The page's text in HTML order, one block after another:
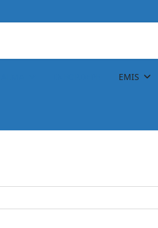
EMIS